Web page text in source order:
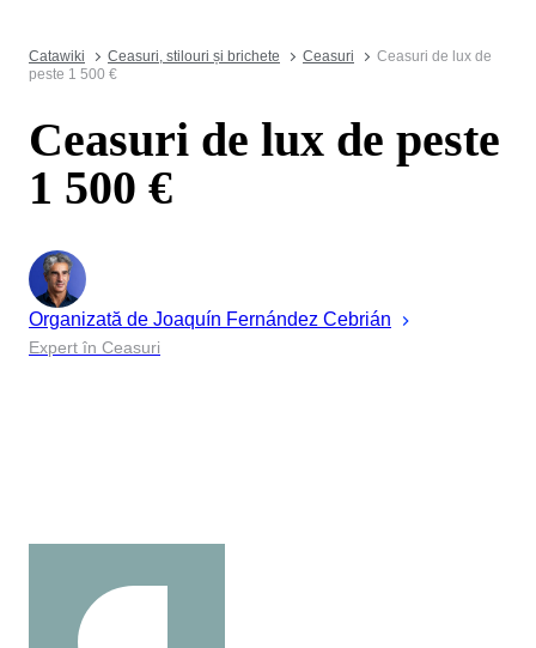
Catawiki Ceasuri, stilouri și brichete Ceasuri
Ceasuri de lux de
peste 1 500 €
Ceasuri de lux de peste
1 500 €
Organizată de Joaquín Fernández Cebrián
Expert în Ceasuri